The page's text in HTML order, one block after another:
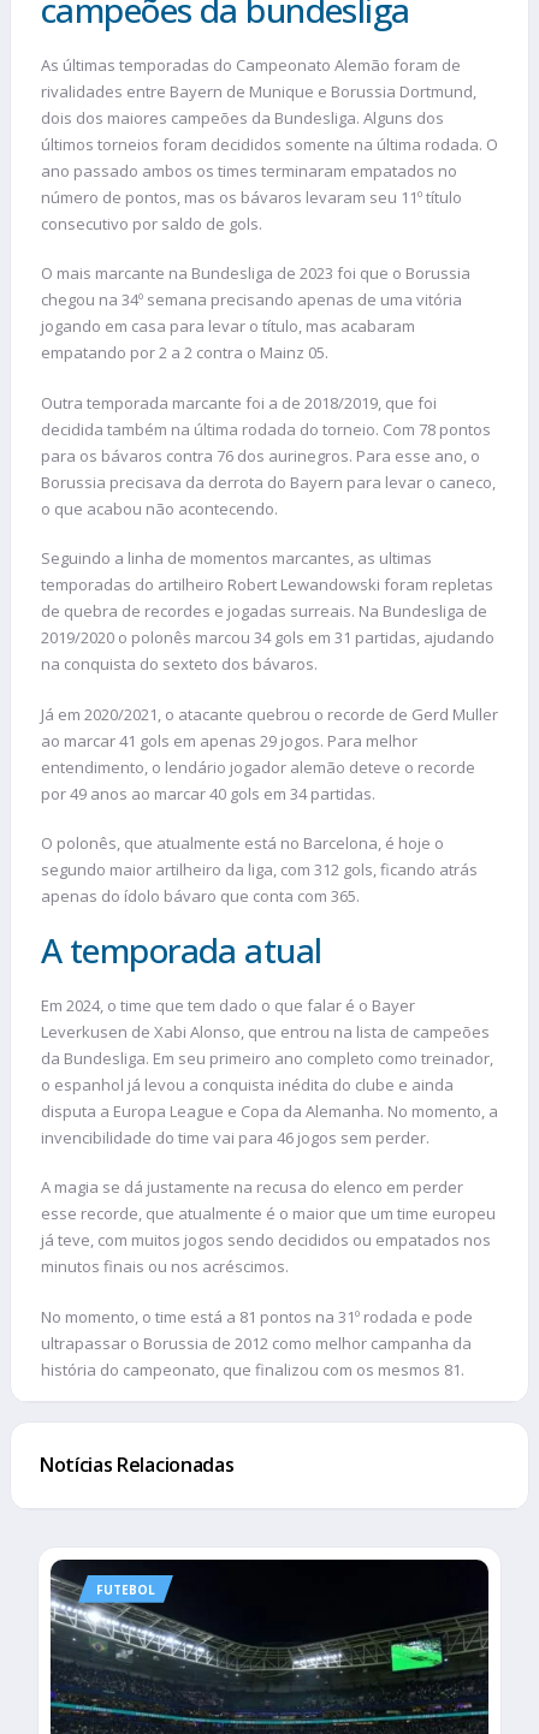
campeões da bundesliga
As últimas temporadas do Campeonato Alemão foram de
rivalidades entre Bayern de Munique e Borussia Dortmund,
dois dos maiores campeões da Bundesliga. Alguns dos
últimos torneios foram decididos somente na última rodada. O
ano passado ambos os times terminaram empatados no
número de pontos, mas os bávaros levaram seu 11º título
consecutivo por saldo de gols.
O mais marcante na Bundesliga de 2023 foi que o Borussia
chegou na 34º semana precisando apenas de uma vitória
jogando em casa para levar o título, mas acabaram
empatando por 2 a 2 contra o Mainz 05.
Outra temporada marcante foi a de 2018/2019, que foi
decidida também na última rodada do torneio. Com 78 pontos
para os bávaros contra 76 dos aurinegros. Para esse ano, o
Borussia precisava da derrota do Bayern para levar o caneco,
o que acabou não acontecendo.
Seguindo a linha de momentos marcantes, as ultimas
temporadas do artilheiro Robert Lewandowski foram repletas
de quebra de recordes e jogadas surreais. Na Bundesliga de
2019/2020 o polonês marcou 34 gols em 31 partidas, ajudando
na conquista do sexteto dos bávaros.
Já em 2020/2021, o atacante quebrou o recorde de Gerd Muller
ao marcar 41 gols em apenas 29 jogos. Para melhor
entendimento, o lendário jogador alemão deteve o recorde
por 49 anos ao marcar 40 gols em 34 partidas.
O polonês, que atualmente está no Barcelona, é hoje o
segundo maior artilheiro da liga, com 312 gols, ficando atrás
apenas do ídolo bávaro que conta com 365.
A temporada atual
Em 2024, o time que tem dado o que falar é o Bayer
Leverkusen de Xabi Alonso, que entrou na lista de campeões
da Bundesliga. Em seu primeiro ano completo como treinador,
o espanhol já levou a conquista inédita do clube e ainda
disputa a Europa League e Copa da Alemanha. No momento, a
invencibilidade do time vai para 46 jogos sem perder.
A magia se dá justamente na recusa do elenco em perder
esse recorde, que atualmente é o maior que um time europeu
já teve, com muitos jogos sendo decididos ou empatados nos
minutos finais ou nos acréscimos.
No momento, o time está a 81 pontos na 31º rodada e pode
ultrapassar o Borussia de 2012 como melhor campanha da
história do campeonato, que finalizou com os mesmos 81.
Notícias Relacionadas
FUTEBOL